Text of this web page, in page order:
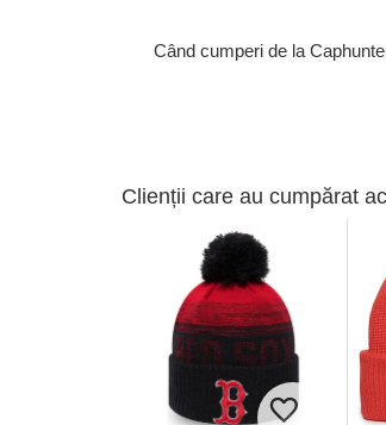
Când cumperi de la
Clienții care au cumpărat